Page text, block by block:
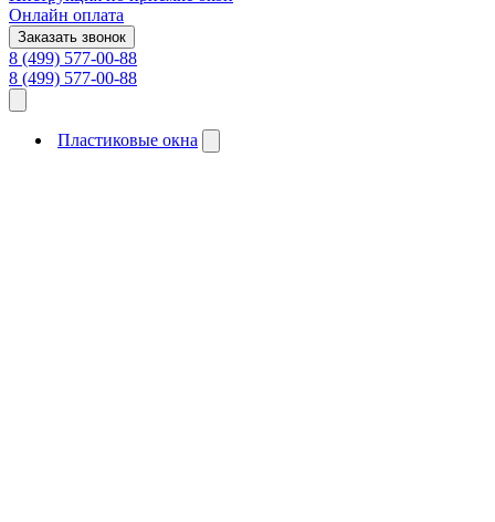
Онлайн оплата
Заказать звонок
8 (499) 577-00-88
8 (499) 577-00-88
Пластиковые окна